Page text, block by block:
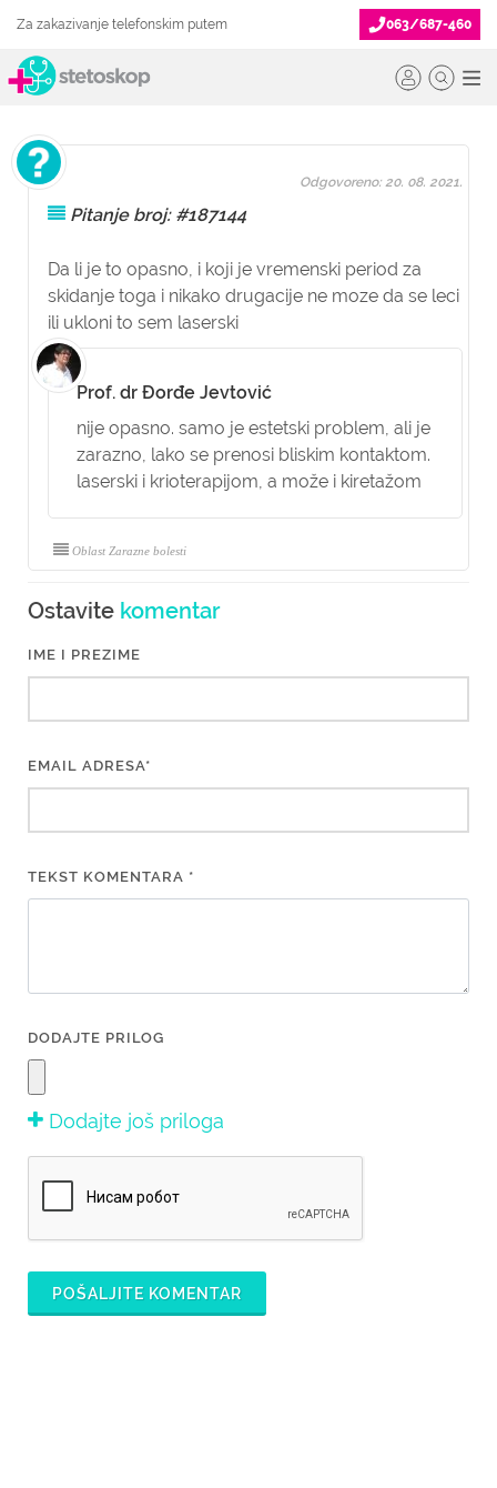
Za zakazivanje telefonskim putem 063/687-460
Pitanje broj: #187144
Da li je to opasno, i koji je vremenski period za
skidanje toga i nikako drugacije ne moze da se leci
ili ukloni to sem laserski
Odgovoreno: 20. 08. 2021.
Prof. dr Đorđe Jevtović
nije opasno. samo je estetski problem, ali je
zarazno, lako se prenosi bliskim kontaktom.
laserski i krioterapijom, a može i kiretažom
Oblast Zarazne bolesti
Ostavite komentar
IME I PREZIME
EMAIL ADRESA*
TEKST KOMENTARA *
DODAJTE PRILOG
Dodajte još priloga
POŠALJITE KOMENTAR